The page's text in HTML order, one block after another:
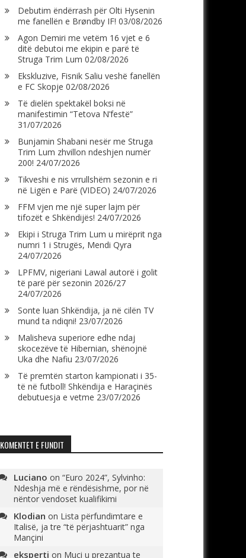
Debutim ëndërrash për Olti Hysenin
me fanellën e Brøndby IF! 03/08/2026
Agon Demiri me vetëm 16 vjet e 6
ditë debutoi me ekipin e parë të
Struga Trim Lum 02/08/2026
Ekskluzive, Fisnik Saliu veshë fanellën
e FC Skopje 02/08/2026
Të dielën spektakël boksi në
manifestimin “Tetova N’festë”
31/07/2026
Bunjamin Shabani nesër me Struga
Trim Lum zhvillon ndeshjen numër
200! 24/07/2026
Tikveshi e nis vrrullshëm sezonin e ri
në Ligën e Parë (VIDEO) 24/07/2026
FFM vjen me një super lajm për
tifozët e Shkëndijës! 24/07/2026
Ekipi i Struga Trim Lum u mirëprit nga
numri 1 i Strugës, Mendi Qyra
24/07/2026
LPFMV, nigeriani Lawal autorë i golit
të parë për sezonin 2026/27
24/07/2026
Sonte luan Shkëndija, ja në cilën TV
mund ta ndiqni! 23/07/2026
Malisheva superiore edhe ndaj
skocezëve të Hibernian, shënojnë
Uka dhe Nafiu 23/07/2026
Të premtën starton kampionati i 35-
të në futboll! Shkëndija e Haraçinës
debutuesja e vetme 23/07/2026
KOMENTET E FUNDIT
Luciano on “Euro 2024”, Sylvinho:
Ndeshja më e rëndësishme, por në
nëntor vendoset kualifikimi
Klodian on Lista përfundimtare e
Italisë, ja tre “të përjashtuarit” nga
Mançini
eksperti on Muçi u prezantua te